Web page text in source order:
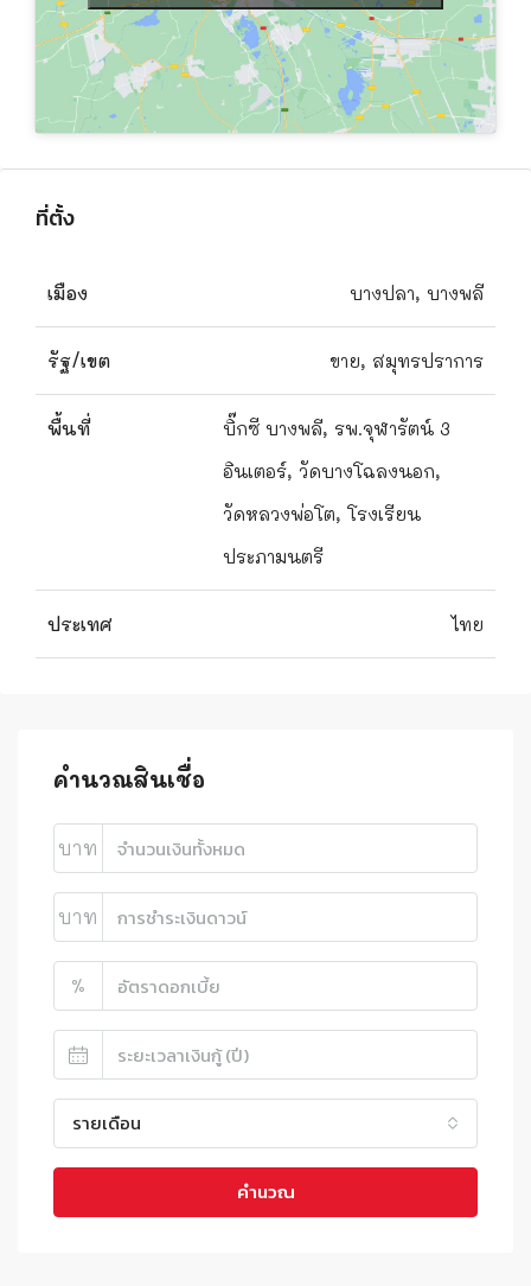
ที่ตั้ง
เมือง บางปลา, บางพลี
รัฐ/เขต ขาย, สมุทรปราการ
พื้นที่
บิ๊กซี บางพลี, รพ.จุฬารัตน์ 3
อินเตอร์, วัดบางโฉลงนอก,
วัดหลวงพ่อโต, โรงเรียน
ประภามนตรี
ประเทศ ไทย
คำนวณสินเชื่อ
บาท
บาท
%
รายเดือน
คำนวณ